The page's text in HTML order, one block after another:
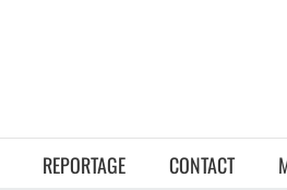
REPORTAGE CONTACT